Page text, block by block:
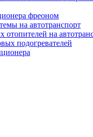
фреоном
на автотранспорт
отопителей на
подогревателей